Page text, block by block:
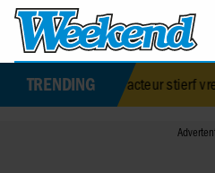
TRENDING
acteur stierf vredig in het